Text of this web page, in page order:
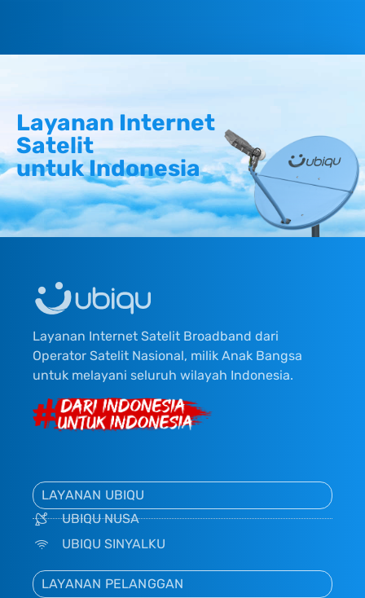
Layanan Internet
Satelit
untuk Indonesia
Layanan Internet Satelit Broadband dari
Operator Satelit Nasional, milik Anak Bangsa
untuk melayani seluruh wilayah Indonesia.
LAYANAN UBIQU
UBIQU NUSA
UBIQU SINYALKU
LAYANAN PELANGGAN